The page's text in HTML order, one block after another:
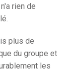
rien de
plus de
du groupe et
les